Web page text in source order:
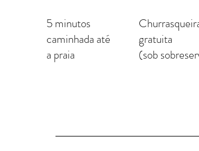
5 minutos
caminhada até
a praia
gratuita
(sob